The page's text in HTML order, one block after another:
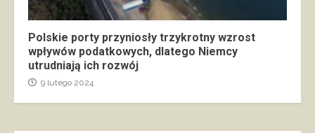
Polskie porty przyniosły trzykrotny wzrost
wpływów podatkowych, dlatego Niemcy
utrudniają ich rozwój
9 lutego 2024